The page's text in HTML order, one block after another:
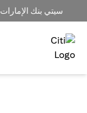
سيتي بنك الإمارات